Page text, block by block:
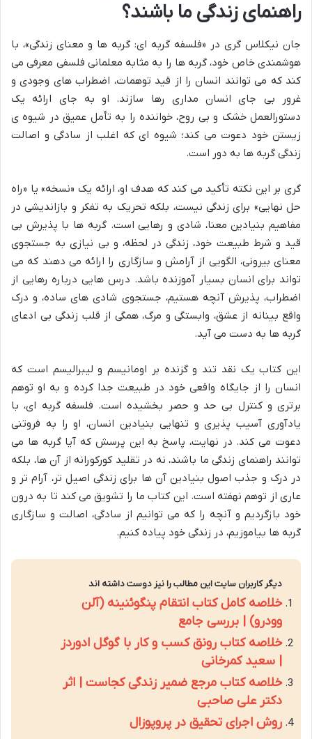
راهنمای زندگی ما باشند؟
جان نیکلاس گری در «فلسفه گربه ای: گربه ها و معنای زندگی»، با
هوشمندی خاص خود، گربه ها را به مثابه معلمانی فلسفی معرفی می
کند که می توانند انسان را از قید توهمات، اضطراب های وجودی و
غرور بی جای انسان مداری رها سازند. او به جای ارائه یک
دستورالعمل خشک و بی روح، خواننده را به تأمل عمیق در شیوه ی
زیستن خود دعوت می کند؛ شیوه ای که اغلب از سادگی و اصالت
زندگی گربه ها به دور است.
گری بر این نکته تأکید می کند که هدف او، ارائه یک «نسخه» یا «راه
حل نهایی» برای زندگی نیست، بلکه تحریک به تفکر و بازاندیشی در
مفاهیم بنیادین معنا، شادی و رهایی است. گربه ها با پذیرش بی
قید و شرط طبیعت خود، زندگی در لحظه، و بی نیازی به جستجوی
معنای بیرونی، الگویی از آرامش و سازگاری را ارائه می دهند که می
تواند برای انسان بسیار آموزنده باشد. درس هایی درباره رهایی از
اضطراب، پذیرش آنچه هستیم، جستجوی شادی های ساده، و درک
واقع بینانه از عشق، وابستگی و مرگ، همگی از قلب زندگی بی ادعای
گربه ها به دست می آید.
این کتاب یک نقد تند و گزنده بر اومانیسم و لیبرالیسم است که
انسان را از جایگاه واقعی خود در طبیعت جدا کرده و به او توهم
برتری و کنترل بی حد و حصر بخشیده است. فلسفه گربه ای، با
یادآوری آسیب پذیری و تنهایی بنیادین انسان، او را به فروتنی
دعوت می کند. در نهایت، پاسخ به این پرسش که آیا گربه ها می
توانند راهنمای زندگی ما باشند، نه در تقلید کورکورانه از آن ها، بلکه
در درک و جذب اصول بنیادین آن ها برای زندگی اصیل تر، آرام تر و
عاری از توهم نهفته است. این کتاب ما را تشویق می کند تا به درون
خود بازگردیم و آنچه را که می توانیم از سادگی، اصالت و سازگاری
گربه ها بیاموزیم، در زندگی خود پیاده کنیم.
دیگر کاربران سایت این مطالب را نیز دوست داشته اند
خلاصه کامل کتاب انتقام پنگوئنینه (آلن
وودرو) | بررسی جامع
خلاصه کتاب رونق کسب و کار با گوگل ادوردز
| سعید کمرخانی
خلاصه کتاب مرجع ضمیر زندگی کجاست | اثر
دکتر علی صاحبی
روش اجرای تحقیق در پروپوزال